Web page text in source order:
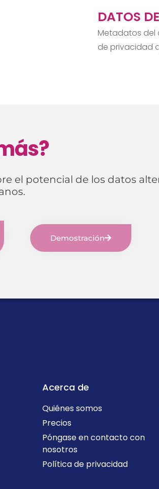
DATOS
Metadatos del
de privacidad
el potencial de los datos
Demostración
Acerca de
Quiénes somos
Precios
Póngase en contacto con
nosotros
Política de privacidad